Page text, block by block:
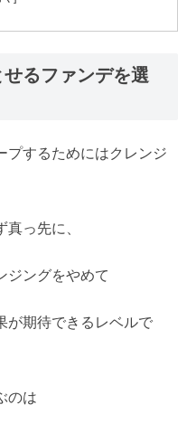
るファンデを選
プするためにはクレンジ
っ先に、
ジングをやめて
が期待できるレベルで
のは